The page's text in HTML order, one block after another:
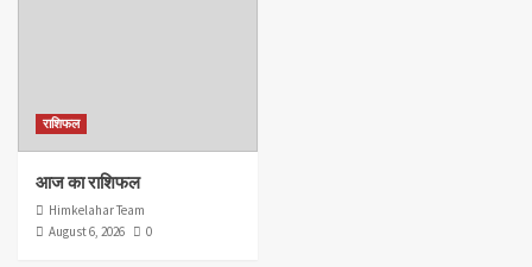
राशिफल
आज का राशिफल
Himkelahar Team
August 6, 2026
0